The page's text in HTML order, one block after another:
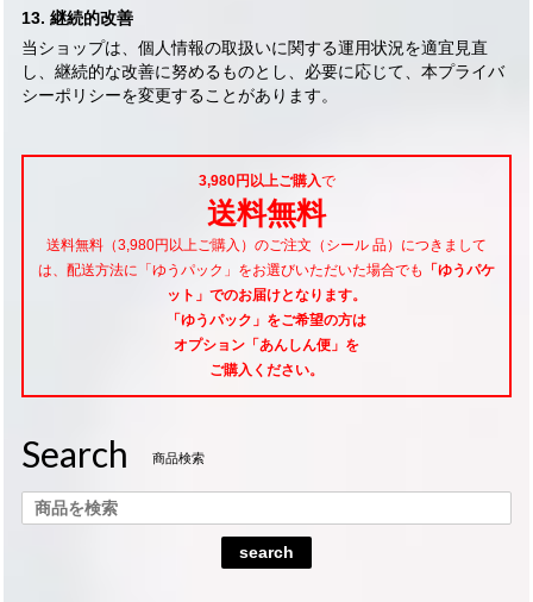
13. 継続的改善
当ショップは、個人情報の取扱いに関する運用状況を適宜見直
し、継続的な改善に努めるものとし、必要に応じて、本プライバ
シーポリシーを変更することがあります。
3,980円以上ご購入で
送料無料
送料無料（3,980円以上ご購入）のご注文（シール 品）につきまして
は、配送方法に「ゆうパック」をお選びいただいた場合でも
「ゆうパケ
ット」でのお届けとなります。
「ゆうパック」をご希望の方は
オプション「あんしん便」 を
ご購入ください。
Search 商品検索
search